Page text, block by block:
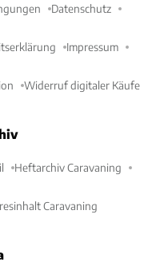
Datenschutz
Impressum
Widerruf digitaler Käufe
Heftarchiv Caravaning
Caravaning